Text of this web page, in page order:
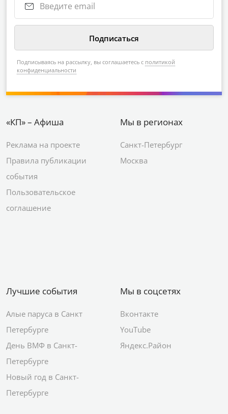
Подписываясь на рассылку, вы соглашаетесь с политикой
конфиденциальности
«КП» – Афиша
Реклама на проекте
Правила публикации
события
Пользовательское
соглашение
Мы в регионах
Санкт-Петербург
Москва
Лучшие события
Алые паруса в Санкт
Петербурге
День ВМФ в Санкт-
Петербурге
Новый год в Санкт-
Петербурге
Мы в соцсетях
Вконтакте
YouTube
Яндекс.Район